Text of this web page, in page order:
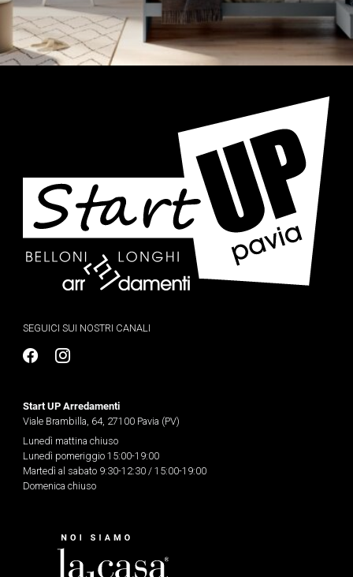
SEGUICI SUI NOSTRI CANALI
Start UP Arredamenti
Viale Brambilla, 64, 27100 Pavia (PV)
Lunedì mattina chiuso
Lunedì pomeriggio 15:00-19:00
Martedì al sabato 9:30-12:30 / 15:00-19:00
Domenica chiuso